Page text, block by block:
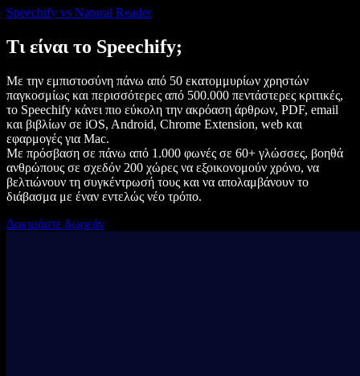
Speechify vs Natural Reader
Τι είναι το Speechify;
Με την εμπιστοσύνη πάνω από 50 εκατομμυρίων χρηστών
παγκοσμίως και περισσότερες από 500.000 πεντάστερες κριτικές,
το Speechify κάνει πιο εύκολη την ακρόαση άρθρων, PDF, email
και βιβλίων σε iOS, Android, Chrome Extension, web και
εφαρμογές για Mac.
Με πρόσβαση σε πάνω από 1.000 φωνές σε 60+ γλώσσες, βοηθά
ανθρώπους σε σχεδόν 200 χώρες να εξοικονομούν χρόνο, να
βελτιώνουν τη συγκέντρωσή τους και να απολαμβάνουν το
διάβασμα με έναν εντελώς νέο τρόπο.
Δοκιμάστε δωρεάν